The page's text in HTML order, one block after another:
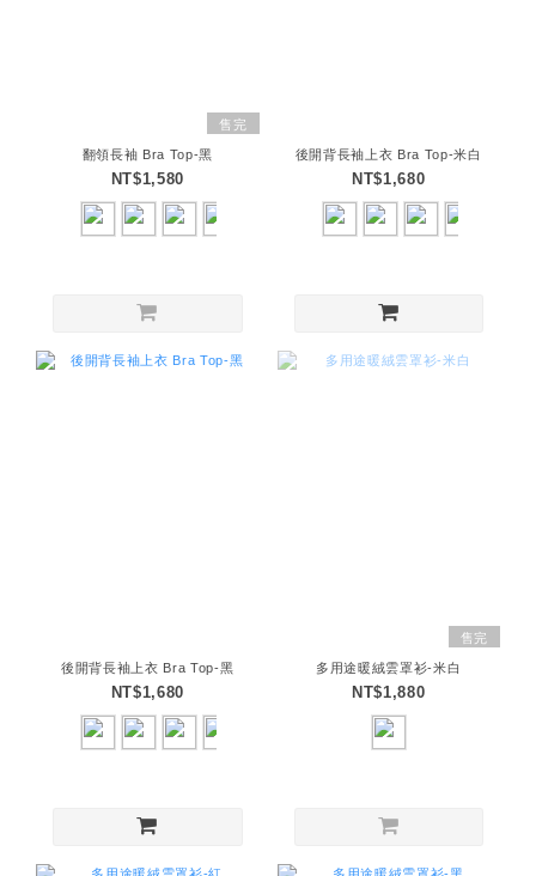
售完
翻領長袖 Bra Top-黑
NT$1,580
後開背長袖上衣 Bra Top-米白
NT$1,680
後開背長袖上衣 Bra Top-黑
NT$1,680
售完
多用途暖絨雲罩衫-米白
NT$1,880